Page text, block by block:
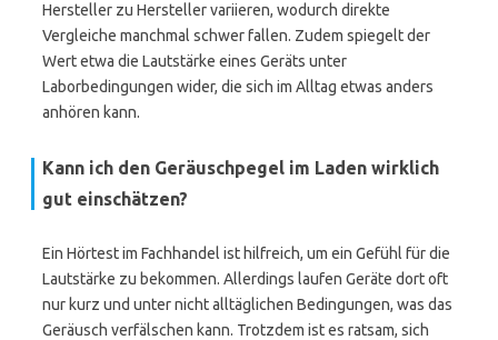
Hersteller zu Hersteller variieren, wodurch direkte
Vergleiche manchmal schwer fallen. Zudem spiegelt der
Wert etwa die Lautstärke eines Geräts unter
Laborbedingungen wider, die sich im Alltag etwas anders
anhören kann.
Kann ich den Geräuschpegel im Laden wirklich
gut einschätzen?
Ein Hörtest im Fachhandel ist hilfreich, um ein Gefühl für die
Lautstärke zu bekommen. Allerdings laufen Geräte dort oft
nur kurz und unter nicht alltäglichen Bedingungen, was das
Geräusch verfälschen kann. Trotzdem ist es ratsam, sich